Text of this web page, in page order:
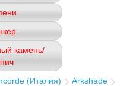
камень/
(Италия) Arkshade